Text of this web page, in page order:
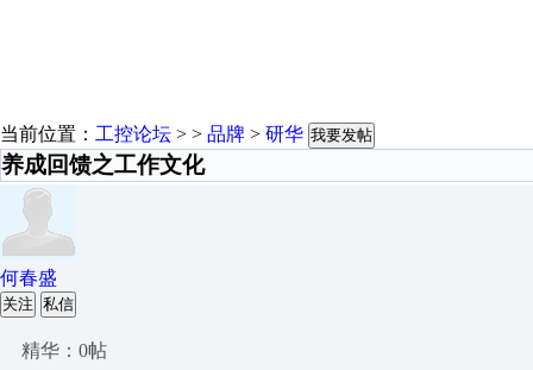
当前位置： 工控论坛 > > 品牌 > 研华 我要发帖
养成回馈之工作文化
何春盛
关注 私信
精华：0帖